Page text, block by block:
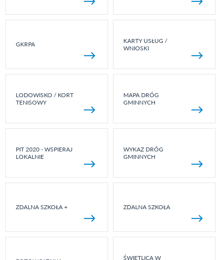
GKRPA
KARTY USŁUG /
WNIOSKI
LODOWISKO / KORT
TENISOWY
MAPA DRÓG
GMINNYCH
PIT 2020 - WSPIERAJ
LOKALNIE
WYKAZ DRÓG
GMINNYCH
ZDALNA SZKOŁA + ZDALNA SZKOŁA
ŚWIETLICA W